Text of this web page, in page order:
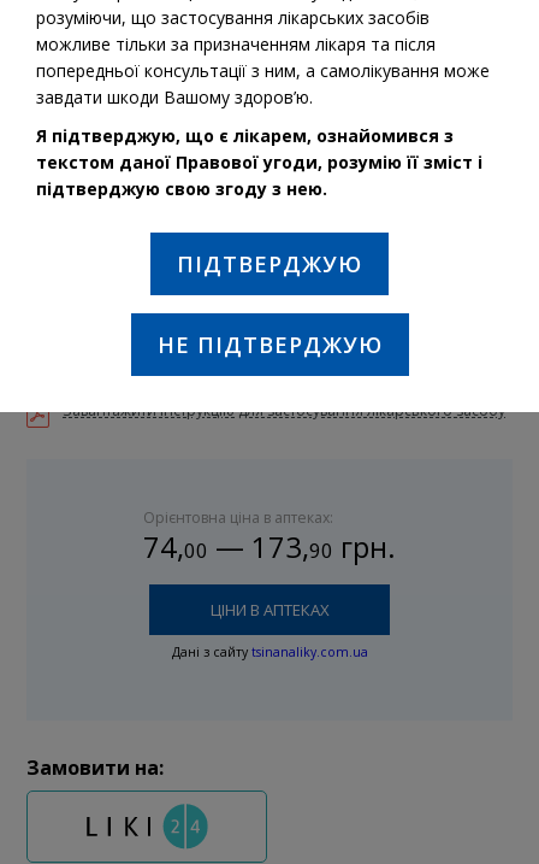
Гідрохлоротіазид
ПОКАЗАННЯ ДО ЗАСТОСУВАННЯ:
Лікування артеріальної гіпертензії у пацієнтів‚ яким
показана комбінована терапія.
Таблетки
Пероральне
Для дорослих з 18
Завантажити інструкцію для застосування лікарського засобу
Орієнтовна ціна в аптеках:
74,00 — 173,90 грн.
ЦІНИ В АПТЕКАХ
Дані з сайту tsinanaliky.com.ua
Замовити на:
розуміючи, що застосування лікарських засобів
можливе тільки за призначенням лікаря та після
попередньої консультації з ним, а самолікування може
завдати шкоди Вашому здоров’ю.
Я підтверджую, що є лікарем, ознайомився з
текстом даної Правової угоди, розумію її зміст і
підтверджую свою згоду з нею.
ПІДТВЕРДЖУЮ
НЕ ПІДТВЕРДЖУЮ